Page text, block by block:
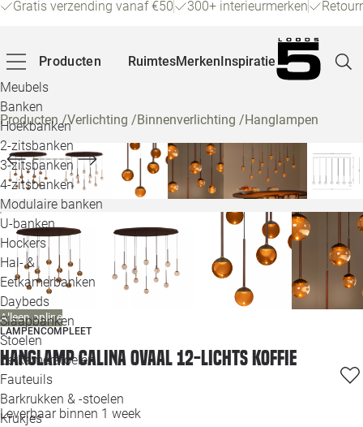
Gratis verzending vanaf €50 300+ interieurmerken
Producten
Meubels
Banken
Hoekbanken
2-zitsbanken
3-zitsbanken
4-zitsbanken
Modulaire banken
U-banken
Hockers
Hal- &
Eetkamerbanken
Daybeds
Slaapbanken
Stoelen
Eetkamerstoelen
Fauteuils
Barkrukken & -stoelen
Krukjes
RuimtesMerkenInspiratie
Producten/Verlichting /Binnenverlichting /Hanglampen
Alleen online
LAMPENCOMPLEET
Hanglamp Calina ovaal 12-lichts koffie
Leverbaar binnen 1 week